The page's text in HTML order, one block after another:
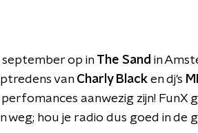
op in The Sand in
van Charly Black en dj's
aanwezig zijn! FunX
weg; hou je radio dus goed in de